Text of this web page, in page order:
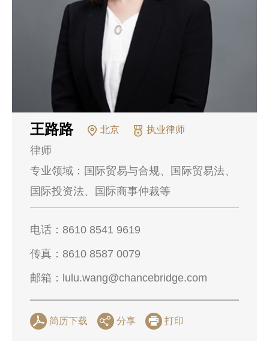
王路路 北京 执业律师
律师
专业领域： 国际贸易与合规、国际贸易法、
国际投资法、国际商事仲裁等
电话： 8610 8541 9619
传真： 8610 8587 0079
邮箱：
lulu.wang@chancebridge.com
简历下载 分享 打印